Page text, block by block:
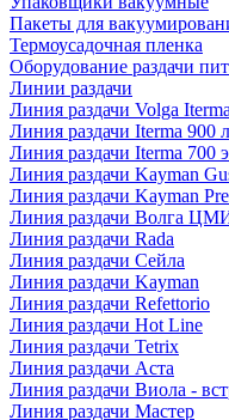
Пакеты для
Термоусадочная пленка
Оборудование раздачи
Линии раздачи
Линия раздачи Volga Iterma
Линия раздачи Iterma 900
Линия раздачи Iterma 700
Линия раздачи Kayman
Линия раздачи Kayman
Линия раздачи Волга
Линия раздачи Rada
Линия раздачи Сейла
Линия раздачи Kayman
Линия раздачи Refettorio
Линия раздачи Hot Line
Линия раздачи Tetrix
Линия раздачи Аста
Линия раздачи Виола -
Линия раздачи Мастер